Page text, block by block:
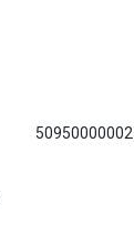
50950000002